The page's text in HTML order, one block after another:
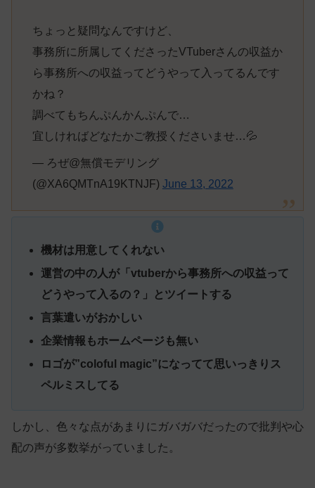
ちょっと疑問なんですけど、
事務所に所属してくださったVTuberさんの収益か
ら事務所への収益ってどうやって入ってるんです
かね？
調べてもちんぷんかんぷんで…
宜しければどなたかご教授くださいませ…💦
— ろぜ@無償モデリング
(@XA6QMTnA19KTNJF) June 13, 2022
機材は用意してくれない
運営の中の人が「vtuberから事務所への収益って
どうやって入るの？」とツイートする
言葉遣いがおかしい
企業情報もホームページも無い
ロゴが”coloful magic”になってて思いっきりス
ペルミスしてる
しかし、色々な点があまりにガバガバだったので批判や心
配の声が多数挙がっていました。